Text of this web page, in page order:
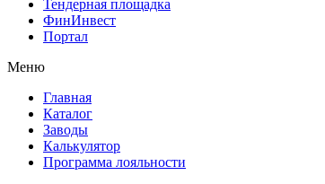
Тендерная площадка
ФинИнвест
Портал
Меню
Главная
Каталог
Заводы
Калькулятор
Программа лояльности